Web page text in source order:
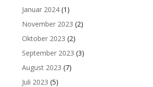
Januar 2024(1)
November 2023 (2)
Oktober 2023 (2)
September 2023 (3)
August 2023 (7)
Juli 2023 (5)